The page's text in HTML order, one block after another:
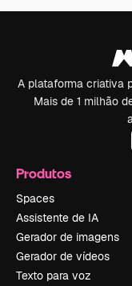
A plataforma criativa
Mais de 1 milhão
Produtos
Spaces
Assistente de IA
Gerador de imagens
Gerador de vídeos
Texto para voz